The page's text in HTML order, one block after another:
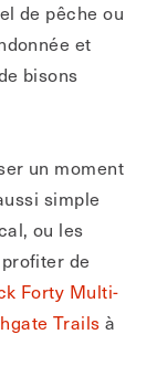
de pêche ou
et
bisons
un moment
simple
ou les
de
Forty Multi-
Trails à